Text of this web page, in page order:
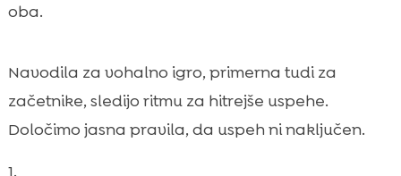
oba.
Navodila za vohalno igro, primerna tudi za
začetnike, sledijo ritmu za hitrejše uspehe.
Določimo jasna pravila, da uspeh ni naključen.